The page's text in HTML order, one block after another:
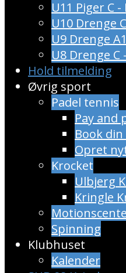
U11 Piger C
U10 Drenge
U9 Drenge
U8 Drenge
Hold tilmelding
Øvrig sport
Padel tennis
Pay and
Book
Opret
Krocket
Ulbjerg
Kringle
Spinning
Klubhuset
Kalender